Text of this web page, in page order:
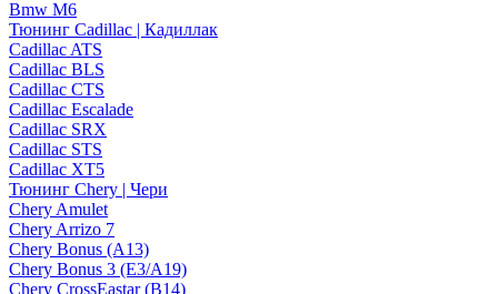
Bmw М6
Тюнинг Cadillac | Кадиллак
Cadillac ATS
Cadillac BLS
Cadillac CTS
Cadillac Escalade
Cadillac SRX
Cadillac STS
Cadillac XT5
Тюнинг Chery | Чери
Chery Amulet
Chery Arrizo 7
Chery Bonus (A13)
Chery Bonus 3 (E3/A19)
Chery CrossEastar (B14)